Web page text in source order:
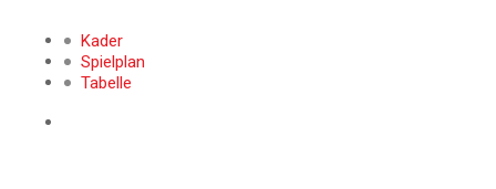
Kader
Spielplan
Tabelle